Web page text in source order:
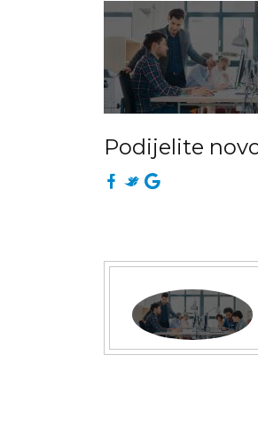
Podijelite